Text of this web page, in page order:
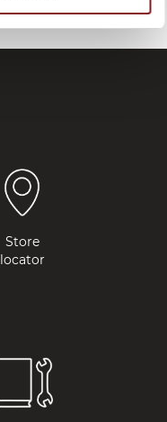
Store
locator